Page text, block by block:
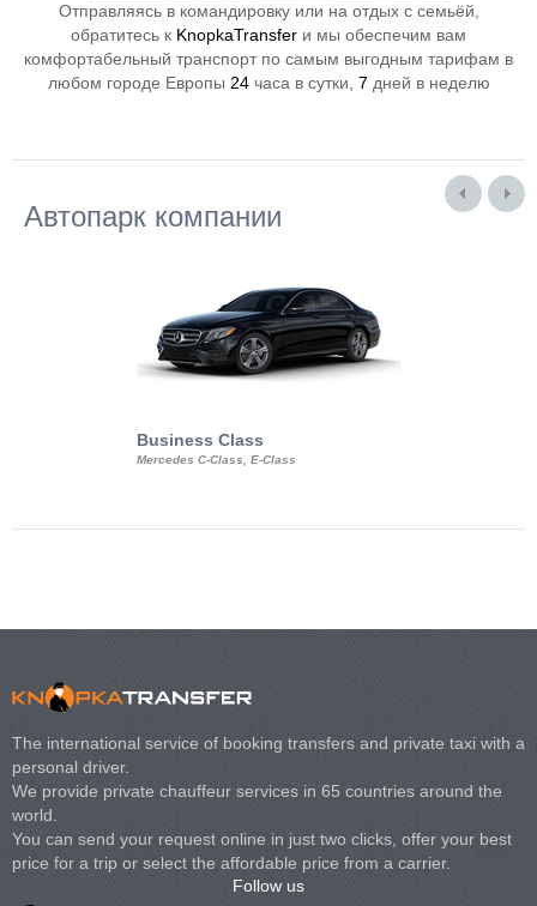
Отправляясь в командировку или на отдых с семьёй,
обратитесь к KnopkaTransfer и мы обеспечим вам
комфортабельный транспорт по самым выгодным тарифам в
любом городе Европы 24часа в сутки, 7 дней в неделю
Автопарк компании
Business Class
Mercedes C-Class, E-Class
The international service of booking transfers and private taxi with a
personal driver.
We provide private chauffeur services in 65 countries around the
world.
You can send your request online in just two clicks, offer your best
price for a trip or select the affordable price from a carrier.
Follow us